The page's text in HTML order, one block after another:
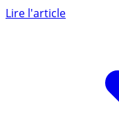
colossaux, le titre